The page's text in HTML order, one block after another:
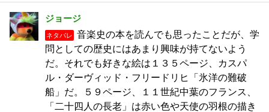
ジョージ
ネタバレ
音楽史の本を読んでも思ったことだが、学
問としての歴史にはあまり興味が持てないよう
だ。それでも好きな絵は１３５ページ、カスパ
ル・ダーヴィッド・フリードリヒ「氷洋の難破
船」だ。５９ページ、１１世紀中葉のフランス、
「二十四人の長老」は赤い色や天使の羽根の描き